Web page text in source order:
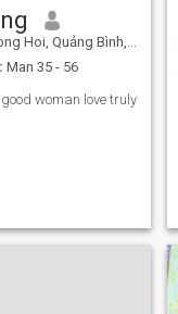
Hoi, Quảng Bình, Vietnam
Man 35 - 56
woman love truly